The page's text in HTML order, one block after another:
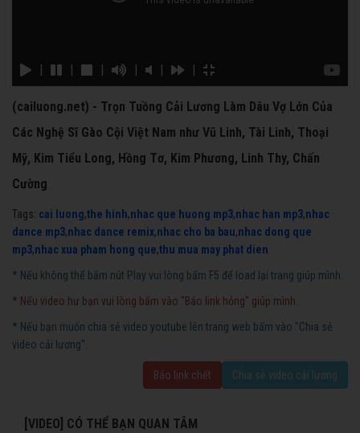
(cailuong.net) - Trọn Tuồng Cải Lương Làm Dâu Vợ Lớn Của
Các Nghệ Sĩ Gào Cội Việt Nam như Vũ Linh, Tài Linh, Thoại
Mỹ, Kim Tiểu Long, Hồng Tơ, Kim Phương, Linh Thy, Chấn
Cường
Tags: cai luong,the hinh,nhac que huong mp3,nhac han mp3,nhac
dance mp3,nhac dance remix,nhac cho ba bau,nhac dong que
mp3,nhac xua pham hong que,thu mua may phat dien
* Nếu không thể bấm nút Play vui lòng bấm F5 để load lại trang giúp mình.
* Nếu video hư bạn vui lòng bấm vào "Báo link hỏng" giúp mình.
* Nếu bạn muốn chia sẻ video youtube lên trang web bấm vào "Chia sẻ
video cải lương".
Báo link chết Chia sẻ video cải lương
[VIDEO] CÓ THỂ BẠN QUAN TÂM